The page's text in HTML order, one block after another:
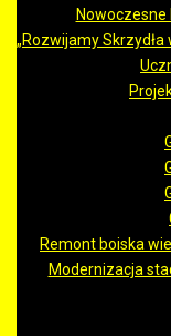
„Rozwijamy
Remont boiska
Modernizacja